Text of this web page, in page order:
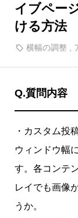
iframe
meta description
よくあるご質問
イブペー
ける方法
横幅の調整 ,
Q.質問内容
・カスタム投
ウィンドウ幅
す。各コンテ
レイでも画像
うか。